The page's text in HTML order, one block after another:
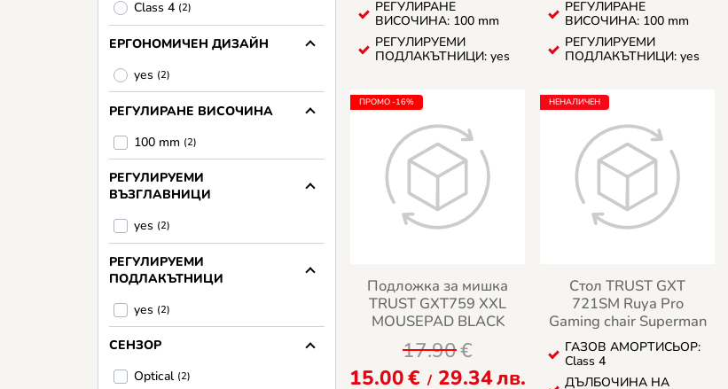
РЕГУЛИРАНЕ
ВИСОЧИНА: 100 mm
РЕГУЛИРУЕМИ
ПОДЛАКЪТНИЦИ: yes
РЕГУЛИРАНЕ
ВИСОЧИНА: 100 mm
РЕГУЛИРУЕМИ
ПОДЛАКЪТНИЦИ: yes
Подложка за мишка
TRUST GXT759 XXL
MOUSEPAD BLACK
17.90€
15.00€ / 29.34лв.
ПРОМО -16%
Стол TRUST GXT
721SM Ruya Pro
Gaming chair Superman
ГАЗОВ АМОРТИСЬОР:
Class 4
ДЪЛБОЧИНА НА
НЕНАЛИЧЕН
Class 4 (2)
ЕРГОНОМИЧЕН ДИЗАЙН
yes (2)
РЕГУЛИРАНЕ ВИСОЧИНА
100 mm (2)
РЕГУЛИРУЕМИ
ВЪЗГЛАВНИЦИ
yes (2)
РЕГУЛИРУЕМИ
ПОДЛАКЪТНИЦИ
yes (2)
СЕНЗОР
Optical (2)